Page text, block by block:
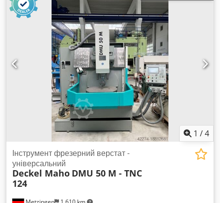
1 /4
Інструмент фрезерний верстат -
універсальний
Deckel Maho DMU 50 M - TNC
124